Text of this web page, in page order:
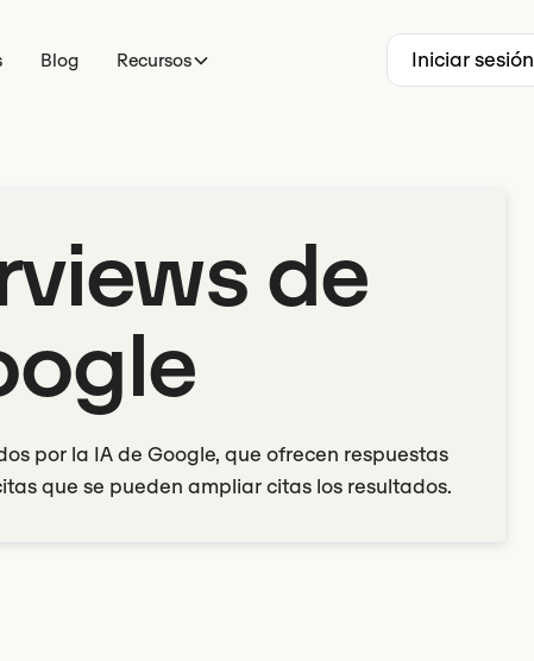
Blog Recursos Iniciar sesión
de
por la IA de Google, que ofrecen respuestas
que se pueden ampliar citas los resultados.